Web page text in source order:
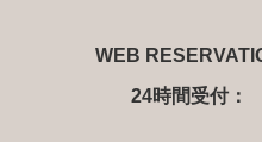
WEB
24時間受付